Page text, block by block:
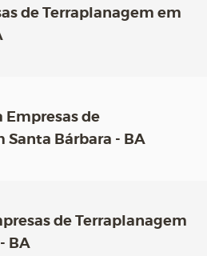
de Terraplanagem em
Empresas de
Santa Bárbara - BA
de Terraplanagem
BA